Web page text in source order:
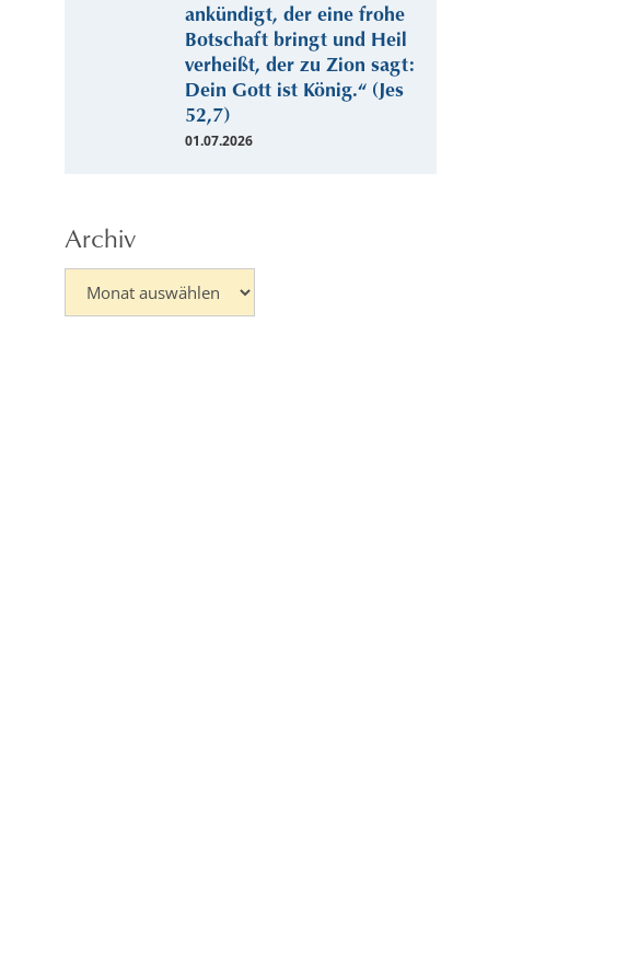
ankündigt, der eine frohe
Botschaft bringt und Heil
verheißt, der zu Zion sagt:
Dein Gott ist König.“ (Jes
52,7)
01.07.2026
Archiv